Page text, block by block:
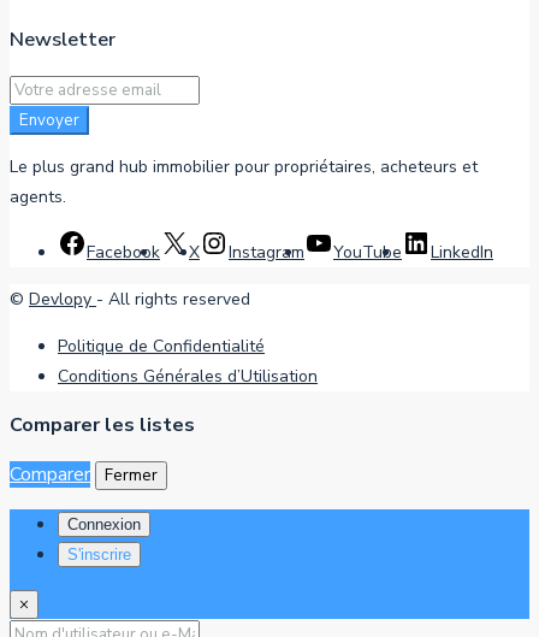
Newsletter
Envoyer
Le plus grand hub immobilier pour propriétaires, acheteurs et
agents.
Facebook X Instagram YouTube LinkedIn
© Devlopy - All rights reserved
Politique de Confidentialité
Conditions Générales d’Utilisation
Comparer les listes
Comparer
Fermer
Connexion
S'inscrire
×